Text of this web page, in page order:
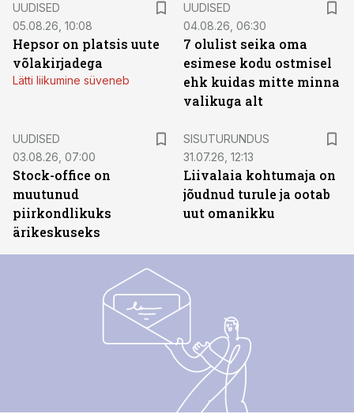
UUDISED
05.08.26, 10:08
Hepsor on platsis uute
võlakirjadega
Lätti liikumine süveneb
UUDISED
04.08.26, 06:30
7 olulist seika oma
esimese kodu ostmisel
ehk kuidas mitte minna
valikuga alt
UUDISED
03.08.26, 07:00
Stock-office on
muutunud
piirkondlikuks
ärikeskuseks
SISUTURUNDUS
31.07.26, 12:13
Liivalaia kohtumaja on
jõudnud turule ja ootab
uut omanikku